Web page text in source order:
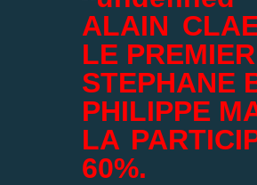
ALAIN
LE
STEPHANE
PHILIPPE
LA
60%.